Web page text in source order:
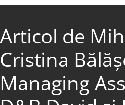
Articol de
Cristina
Managing